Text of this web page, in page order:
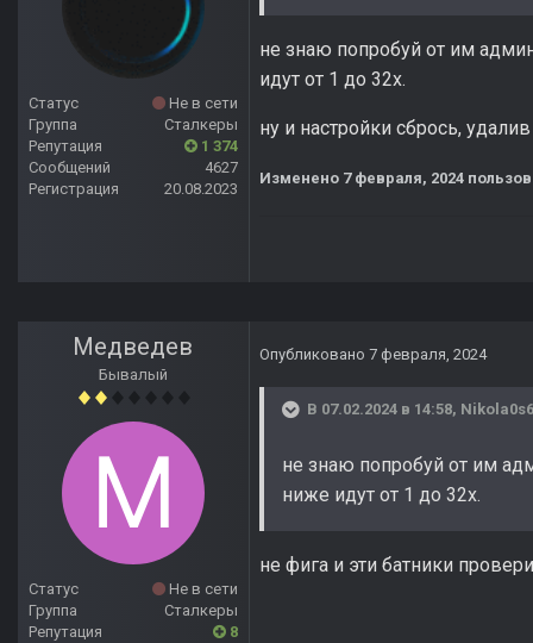
Статус
Не в сети
Группа
Сталкеры
Репутация
1 374
Сообщений
4627
Регистрация
20.08.2023
не знаю попробуй от им
идут от 1 до 32х.
ну и настройки сбрось,
Изменено 7 февраля, 2024
Медведев
Бывалый
Статус
Не в сети
Группа
Сталкеры
Репутация
8
Опубликовано 7 февраля, 2024
В 07.02.2024 в 14:58,
не знаю попробуй от им
ниже идут от 1 до 32х.
не фига и эти батники